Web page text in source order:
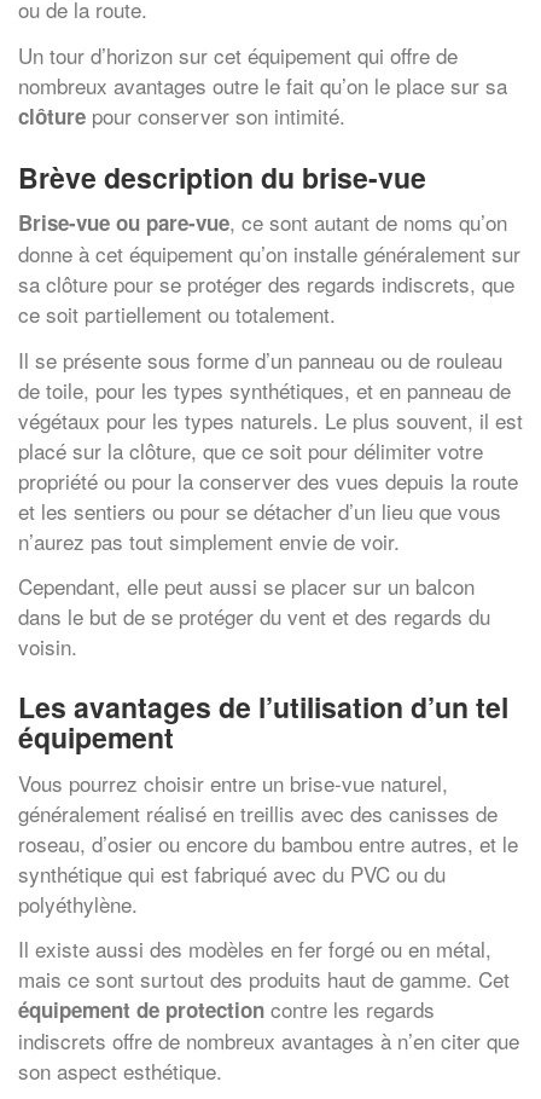
ou de la route.
Un tour d’horizon sur cet équipement qui offre de
nombreux avantages outre le fait qu’on le place sur sa
clôture pour conserver son intimité.
Brève description du brise-vue
Brise-vue ou pare-vue, ce sont autant de noms qu’on
donne à cet équipement qu’on installe généralement sur
sa clôture pour se protéger des regards indiscrets, que
ce soit partiellement ou totalement.
Il se présente sous forme d’un panneau ou de rouleau
de toile, pour les types synthétiques, et en panneau de
végétaux pour les types naturels. Le plus souvent, il est
placé sur la clôture, que ce soit pour délimiter votre
propriété ou pour la conserver des vues depuis la route
et les sentiers ou pour se détacher d’un lieu que vous
n’aurez pas tout simplement envie de voir.
Cependant, elle peut aussi se placer sur un balcon
dans le but de se protéger du vent et des regards du
voisin.
Les avantages de l’utilisation d’un tel
équipement
Vous pourrez choisir entre un brise-vue naturel,
généralement réalisé en treillis avec des canisses de
roseau, d’osier ou encore du bambou entre autres, et le
synthétique qui est fabriqué avec du PVC ou du
polyéthylène.
Il existe aussi des modèles en fer forgé ou en métal,
mais ce sont surtout des produits haut de gamme. Cet
équipement de protection contre les regards
indiscrets offre de nombreux avantages à n’en citer que
son aspect esthétique.